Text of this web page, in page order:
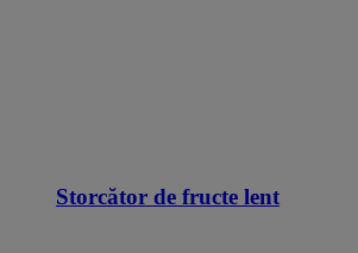
Storcător de fructe lent